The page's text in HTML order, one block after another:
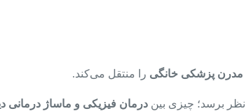
مدرن پزشکی خانگی را منتقل می‌کند.
نظر برسد؛ چیزی بین درمان فیزیکی و ماساژ درمانی